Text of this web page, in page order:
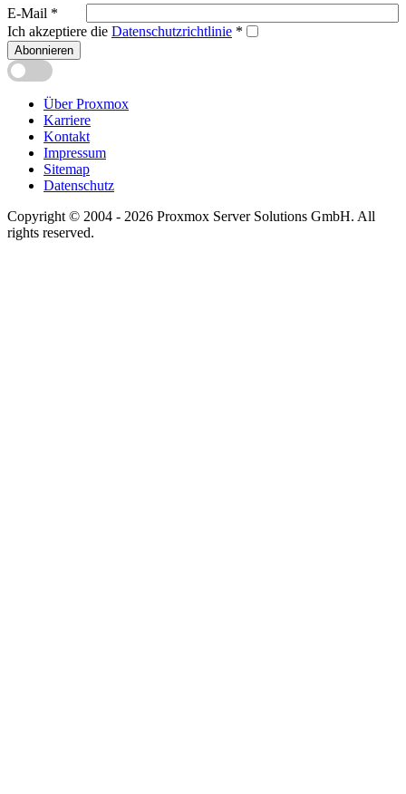
E-Mail *
Ich akzeptiere die Datenschutzrichtlinie *
Abonnieren
Über Proxmox
Karriere
Kontakt
Impressum
Sitemap
Datenschutz
Copyright © 2004 - 2026 Proxmox Server Solutions GmbH. All
rights reserved.